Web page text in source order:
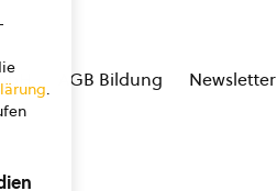
AGB Bildung Newsletter
.